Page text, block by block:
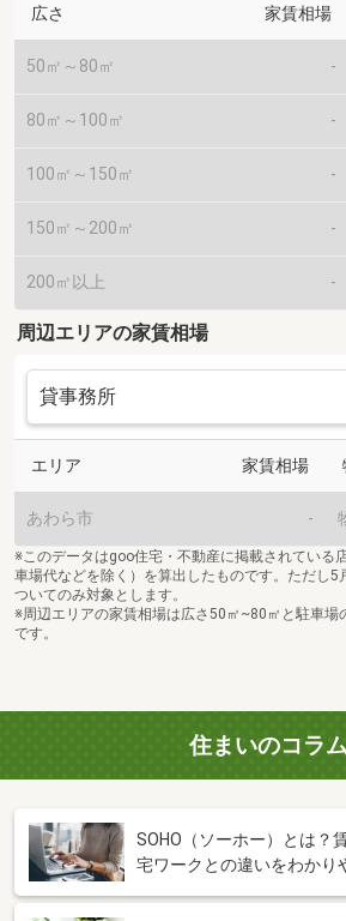
広さ 家賃相場
50㎡～80㎡ -
80㎡～100㎡ -
100㎡～150㎡ -
150㎡～200㎡ -
200㎡以上 -
周辺エリアの家賃相場
エリア 家賃相場
あわら市 -
※このデータはgoo住宅・不動産に掲載されている
車場代などを除く）を算出したものです。ただし5
ついてのみ対象とします。
※周辺エリアの家賃相場は広さ50㎡~80㎡と駐車場
です。
住まいのコラ
SOHO（ソーホー）とは？
宅ワークとの違いをわかり